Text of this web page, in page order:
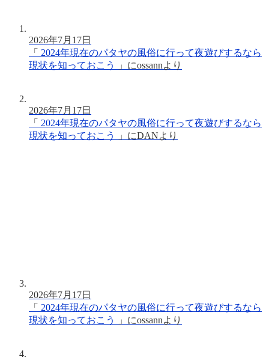
2026年7月17日
「
2024年現在のパタヤの風俗に行って夜遊びするなら
現状を知っておこう
」にossannより
2026年7月17日
「
2024年現在のパタヤの風俗に行って夜遊びするなら
現状を知っておこう
」にDANより
2026年7月17日
「
2024年現在のパタヤの風俗に行って夜遊びするなら
現状を知っておこう
」にossannより